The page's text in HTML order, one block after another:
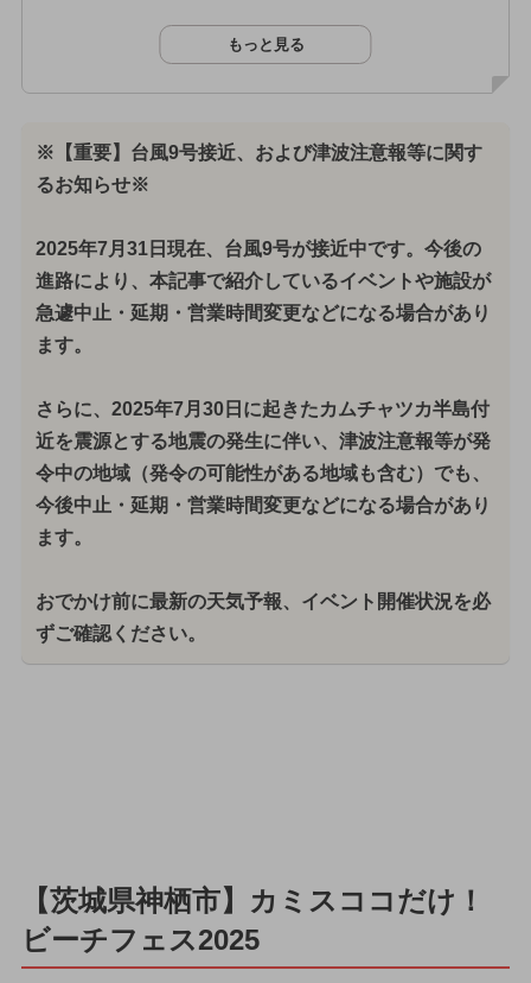
もっと見る
※【重要】台風9号接近、および津波注意報等に関す
るお知らせ※
2025年7月31日現在、台風9号が接近中です。今後の
進路により、本記事で紹介しているイベントや施設が
急遽中止・延期・営業時間変更などになる場合があり
ます。
さらに、2025年7月30日に起きたカムチャツカ半島付
近を震源とする地震の発生に伴い、津波注意報等が発
令中の地域（発令の可能性がある地域も含む）でも、
今後中止・延期・営業時間変更などになる場合があり
ます。
おでかけ前に最新の天気予報、イベント開催状況を必
ずご確認ください。
【茨城県神栖市】カミスココだけ！
ビーチフェス2025